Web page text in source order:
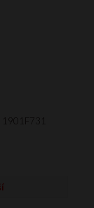
1901F731